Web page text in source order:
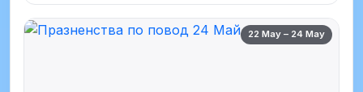
22 May – 24 May